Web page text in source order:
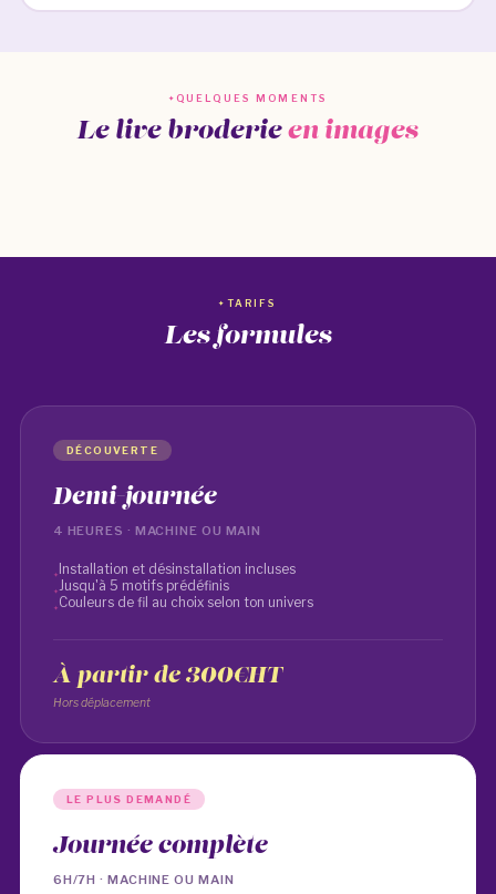
QUELQUES MOMENTS
Le live broderieen images
TARIFS
Les formules
DÉCOUVERTE
Demi-journée
4 HEURES · MACHINE OU MAIN
Installation et désinstallation incluses
Jusqu'à 5 motifs prédéfinis
Couleurs de fil au choix selon ton univers
À partir de 300€HT
Hors déplacement
LE PLUS DEMANDÉ
Journée complète
6H/7H · MACHINE OU MAIN